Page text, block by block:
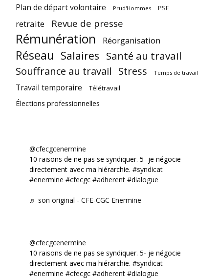
Plan de départ volontaire Prud'Hommes PSE
retraite Revue de presse
Rémunération Réorganisation
Réseau Salaires Santé au travail
Souffrance au travail Stress Temps de travail
Travail temporaire Télétravail
Élections professionnelles
@cfecgcenermine
10 raisons de ne pas se syndiquer. 5- je négocie
directement avec ma hiérarchie. #syndicat
#enermine #cfecgc #adherent #dialogue
♬ son original - CFE-CGC Enermine
@cfecgcenermine
10 raisons de ne pas se syndiquer. 5- je négocie
directement avec ma hiérarchie. #syndicat
#enermine #cfecgc #adherent #dialogue